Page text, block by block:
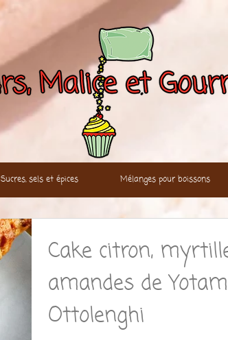
Sucres, sels et épices Mélanges pour boissons
Cake citron,
amandes de Yotam
Ottolenghi